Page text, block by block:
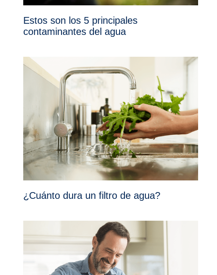
Estos son los 5 principales
contaminantes del agua
¿Cuánto dura un filtro de agua?